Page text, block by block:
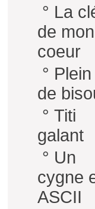
° La
de mon
coeur
° Plein
de
° Titi
galant
° Un
cygne
ASCII